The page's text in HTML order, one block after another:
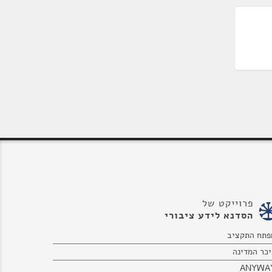
פרוייקט של
הסדנא לידע ציבורי
התקציב
המדינה